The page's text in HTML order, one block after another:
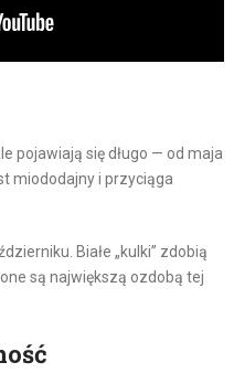
pojawiają się długo — od maja
miododajny i przyciąga
Białe „kulki” zdobią
są największą ozdobą tej